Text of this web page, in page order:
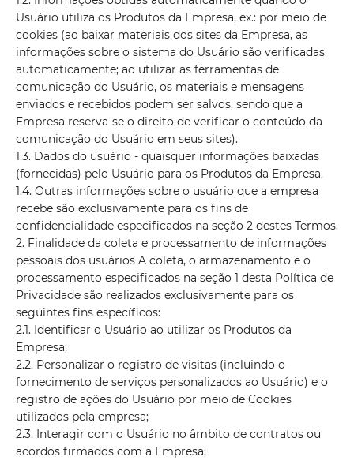
Usuário utiliza os Produtos da Empresa, ex.: por meio de
cookies (ao baixar materiais dos sites da Empresa, as
informações sobre o sistema do Usuário são verificadas
automaticamente; ao utilizar as ferramentas de
comunicação do Usuário, os materiais e mensagens
enviados e recebidos podem ser salvos, sendo que a
Empresa reserva-se o direito de verificar o conteúdo da
comunicação do Usuário em seus sites).
1.3. Dados do usuário - quaisquer informações baixadas
(fornecidas) pelo Usuário para os Produtos da Empresa.
1.4. Outras informações sobre o usuário que a empresa
recebe são exclusivamente para os fins de
confidencialidade especificados na seção 2 destes Termos.
2. Finalidade da coleta e processamento de informações
pessoais dos usuários A coleta, o armazenamento e o
processamento especificados na seção 1 desta Política de
Privacidade são realizados exclusivamente para os
seguintes fins específicos:
2.1. Identificar o Usuário ao utilizar os Produtos da
Empresa;
2.2. Personalizar o registro de visitas (incluindo o
fornecimento de serviços personalizados ao Usuário) e o
registro de ações do Usuário por meio de Cookies
utilizados pela empresa;
2.3. Interagir com o Usuário no âmbito de contratos ou
acordos firmados com a Empresa;